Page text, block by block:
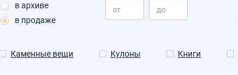
в архиве
в продаже
Каменные вещи Кулоны Книги